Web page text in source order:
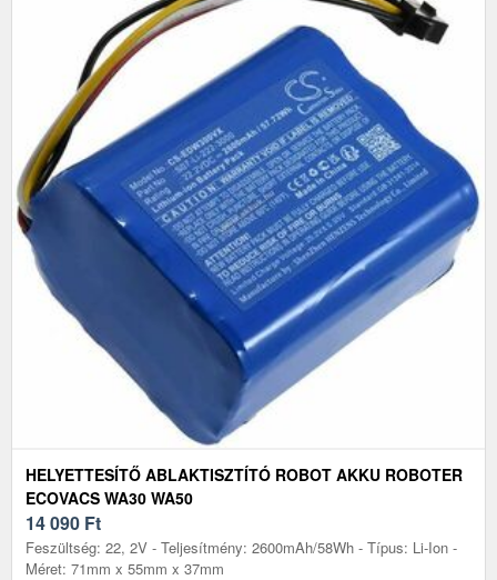
HELYETTESÍTŐ ABLAKTISZTÍTÓ ROBOT AKKU ROBOTER
ECOVACS WA30 WA50
14 090 Ft
Feszültség: 22, 2V - Teljesítmény: 2600mAh/58Wh - Típus: Li-Ion -
Méret: 71mm x 55mm x 37mm